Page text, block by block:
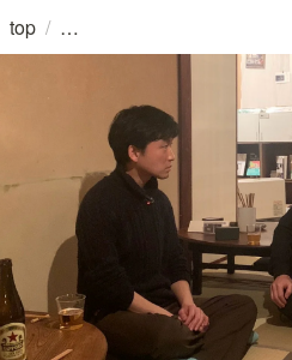
top /